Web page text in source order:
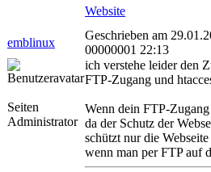
Website
emblinux
Geschrieben am
00000001 22:13
Seiten
Administrator
ich verstehe leider den
FTP-Zugang und
Wenn dein FTP-
da der Schutz der
schützt nur die
wenn man per FTP auf